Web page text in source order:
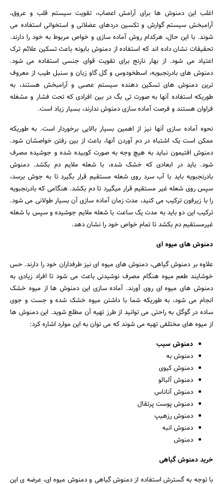
اغلب این دمنوش ها برای آرامش اعصاب، تقویت سیستم قلب و عروق،
آرامبخش سیستم گوارش و تکسین دردهای عضلانی و استخوانی استفاده می
شوند. با این حال، هرکدام روش آماده سازی و خواص مربوط به خود را دارند.
تحقیقات نشان داده اند که استفاده از دمنوش بابونه باعث تسکین علائم ترک
اعتیاد می شود. از بهار نارنج برای تقویت قوای جنسی استفاده می شود.
دمنوش های بادرنجبویه، اسطخودوس و گل گاو زبان و سنبل طیب از معروف
ترین دمنوش های تسکین دهنده سیستم عصبی و آرامبخش هستند، به
طوریکه استفاده آنها به صورت تی بگ در بین افرادی که تحت فشار و مشغله
فراوان هستند و فرصت آماده سازی دمنوش ندارند، بسیار زیاد است.
نحوه آماده سازی آنها نیز از اهمین بسیار بالایی برخوردار است. به طوریکه
ممکن است یک اشتباه در دم آوردن آنها، باعث از بین رفتن خواصشان شود.
دمنوش افتیمون نباید به هیچ وجه به صورت کوبیده شده و جوشیده مصرف
شود. باید در ابعادی که خشک شده، با شعله ملایم دم بکشد. دمنوش
بادرنجبویه باید با آب سرد روی شعله مستقیم قرار بگیرد تا به جوش برسد،
سپس روی شعله غیر مستقیم قرار میگیرد تا دم بکشد. هنگامی که بادرنجبویه
را با زیرفون ترکیب می کنید، مدت زمان آماده سازی آن بسیار طولانی می شود.
ترکیب این دو باید به مدت یک ساعت با شعله ملایم جوشیده و سپس با شعله
غیرمستقیم دم بکشد تا تمام خواص خود را نشان دهد.
دمنوش های میوه ای
علاوه بر دمنوش گیاهی، دمنوش های میوه ای نیز طرفداران خود را دارند. حس
خوشایند طعم میوه هنگام مصرف نوشیدنی باعث می شود تا افراد زیادی به
دمنوش های میوه ای روی آورند. آماده سازی این دمنوش ها از میوه خشک
انجام می شود، به طوریکه شما با داشتن میوه خشک شده و جست و جوی
ساده در گوگل به راحتی می توانید از طرز تهیه آن مطلع شوید. این دمنوش ها
از میوه های مختلفی تهیه می شوند که می توان به این موارد اشاره کرد:
دمنوش سیب
دمنوش به
دمنوش کیوی
دمنوش آلبالو
دمنوش آناناس
دمنوش پوست پرتقال
دمنوش رزهیپ
دمنوش انبه
دمنوش
خرید دمنوش گیاهی
با توجه به گسترش استفاده از دمنوش گیاهی و دمنوش میوه ای، عرضه ی این